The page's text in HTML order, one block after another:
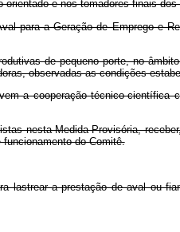
e nos tomadores finais dos
para a Geração de Emprego e
de pequeno porte, no
observadas as condições
a cooperação técnico-
nesta Medida Provisória,
do Comitê.
lastrear a prestação de aval ou